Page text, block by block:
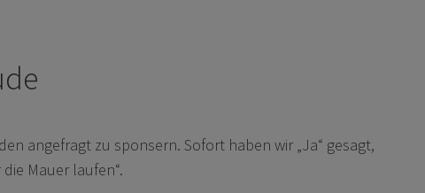
angefragt zu sponsern. Sofort haben wir „Ja“ gesagt,
Mauer laufen“.